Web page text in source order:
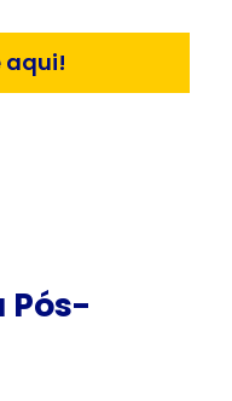
aqui!
Pós-